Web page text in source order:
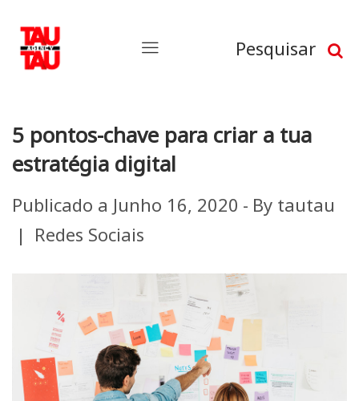
Pesquisar
5 pontos-chave para criar a tua
estratégia digital
Publicado a Junho 16, 2020 By tautau
Redes Sociais